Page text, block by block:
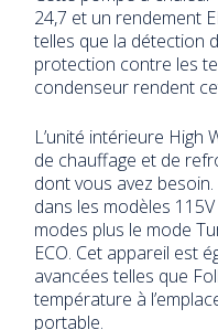
24,7 et un rendement
telles que la détection
protection contre les
condenseur rendent
L’unité intérieure High
de chauffage et de
dont vous avez
dans les modèles
modes plus le mode
ECO. Cet appareil est
avancées telles que
température à
portable.